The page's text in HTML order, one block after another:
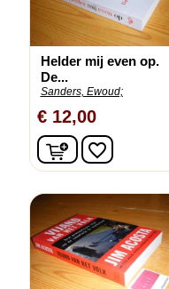
Helder mij even op.
De...
Sanders, Ewoud;
€ 12,00
In winkelwagen
favorite_border